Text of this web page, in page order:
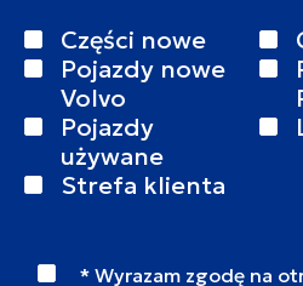
Części nowe
Pojazdy nowe
Volvo
Pojazdy
używane
Strefa klienta
* Wyrazam zgodę na